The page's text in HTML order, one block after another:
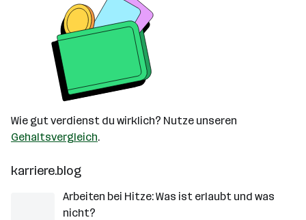
Wie gut verdienst du wirklich? Nutze unseren
Gehaltsvergleich.
karriere.blog
Arbeiten bei Hitze: Was ist erlaubt und was
nicht?